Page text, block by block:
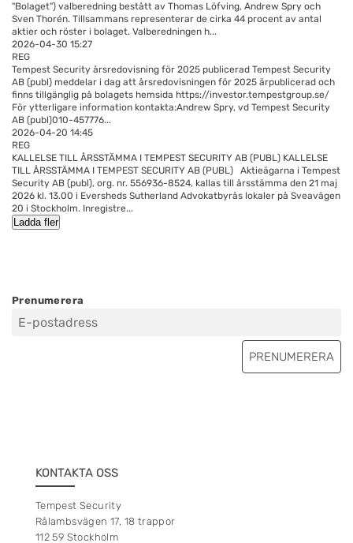
"Bolaget") valberedning bestått av Thomas Löfving, Andrew Spry och
Sven Thorén. Tillsammans representerar de cirka 44 procent av antal
aktier och röster i bolaget. Valberedningen h...
2026-04-30 15:27
REG
Tempest Security årsredovisning för 2025 publicerad Tempest Security
AB (publ) meddelar i dag att årsredovisningen för 2025 ärpublicerad och
finns tillgänglig på bolagets hemsida https://investor.tempestgroup.se/
För ytterligare information kontakta:Andrew Spry, vd Tempest Security
AB (publ)010-457776...
2026-04-20 14:45
REG
KALLELSE TILL ÅRSSTÄMMA I TEMPEST SECURITY AB (PUBL) KALLELSE
TILL ÅRSSTÄMMA I TEMPEST SECURITY AB (PUBL) Aktieägarna i Tempest
Security AB (publ), org. nr. 556936-8524, kallas till årsstämma den 21 maj
2026 kl. 13.00 i Eversheds Sutherland Advokatbyrås lokaler på Sveavägen
20 i Stockholm. Inregistre...
Ladda fler
Prenumerera
KONTAKTA OSS
Tempest Security
Rålambsvägen 17, 18 trappor
112 59 Stockholm